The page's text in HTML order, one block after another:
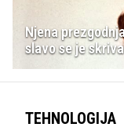
Njena
slavo se je
TEHNOLOGIJA